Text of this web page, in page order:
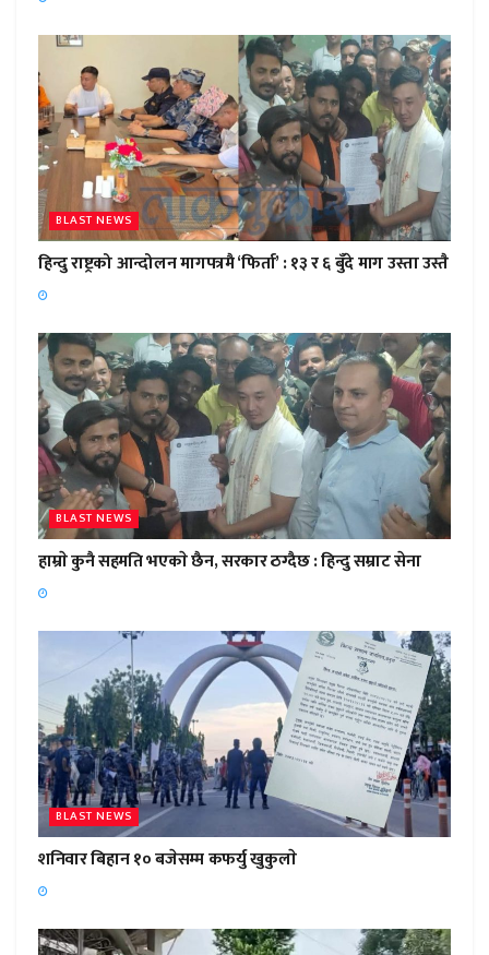
BLAST NEWS
हिन्दु राष्ट्रको आन्दोलन मागपत्रमै ‘फिर्ता’ : १३ र ६ बुँदे माग उस्ता उस्तै
BLAST NEWS
हाम्राे कुनै सहमति भएकाे छैन, सरकार ठग्दैछ : हिन्दु सम्राट सेना
BLAST NEWS
शनिवार बिहान १० बजेसम्म कफर्यु खुकुलाे